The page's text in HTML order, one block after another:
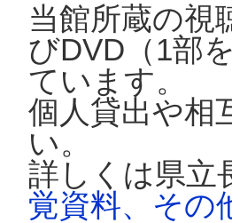
当館所蔵の視
びDVD（1部
ています。
個人貸出や相
い。
詳しくは県立
覚資料、その